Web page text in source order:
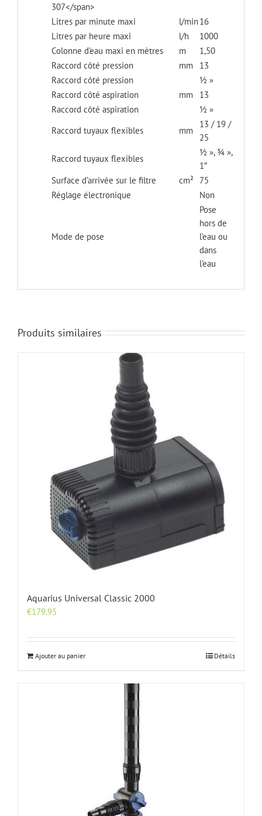
307</span>
Litres par minute maxi l/min16
Litres par heure maxi
l/h
1000
Colonne d’eau maxi en mètres
m
1,50
Raccord côté pression
mm
13
Raccord côté pression
½ »
Raccord côté aspiration
mm
13
Raccord côté aspiration
½ »
Raccord tuyaux flexibles
mm
13 / 19 /
25
Raccord tuyaux flexibles
½ », ¾ »,
1″
Surface d’arrivée sur le filtre
cm²
75
Réglage électronique
Non
Mode de pose
Pose
hors de
l’eau ou
dans
l’eau
Produits similaires
Aquarius Universal Classic 2000
€179.95
Ajouter au panier Détails